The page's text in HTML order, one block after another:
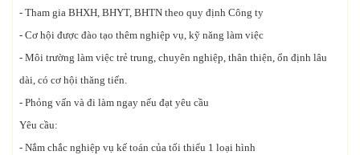
- Tham gia BHXH, BHYT, BHTN theo quy định Công ty
- Cơ hội được đào tạo thêm nghiệp vụ, kỹ năng làm việc
- Môi trường làm việc trẻ trung, chuyên nghiệp, thân thiện, ổn định lâu
dài, có cơ hội thăng tiến.
- Phỏng vấn và đi làm ngay nếu đạt yêu cầu
Yêu cầu:
- Nắm chắc nghiệp vụ kế toán của tối thiểu 1 loại hình